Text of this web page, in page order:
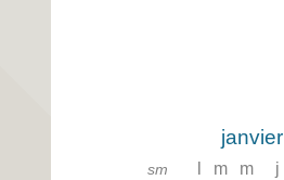
janvier
sm m m j